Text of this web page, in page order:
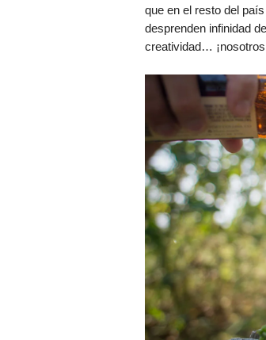
que en el resto del
desprenden infinidad
creatividad…